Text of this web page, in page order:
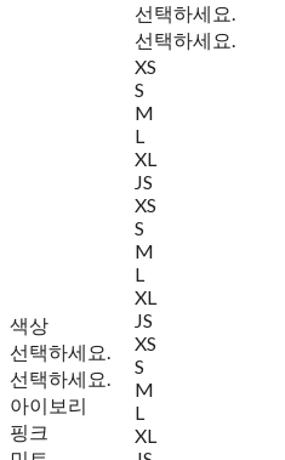
색상
선택하세요.
선택하세요.
아이보리
핑크
선택하세요.
선택하세요.
XS
S
M
L
XL
JS
XS
S
M
L
XL
JS
XS
S
M
L
XL